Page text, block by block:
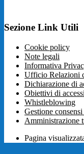
Sezione Link Utili
Cookie policy
Note legali
Informativa
Ufficio Relazioni
Dichiarazione di
Obiettivi di
Whistleblowing
Gestione
Amministrazione
Pagina